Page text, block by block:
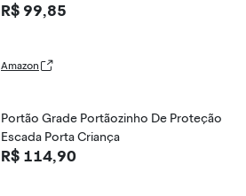
0 a 3 Anos
R$ 99,85
Amazon
Portão Grade Portãozinho De Proteção
Escada Porta Criança
R$ 114,90